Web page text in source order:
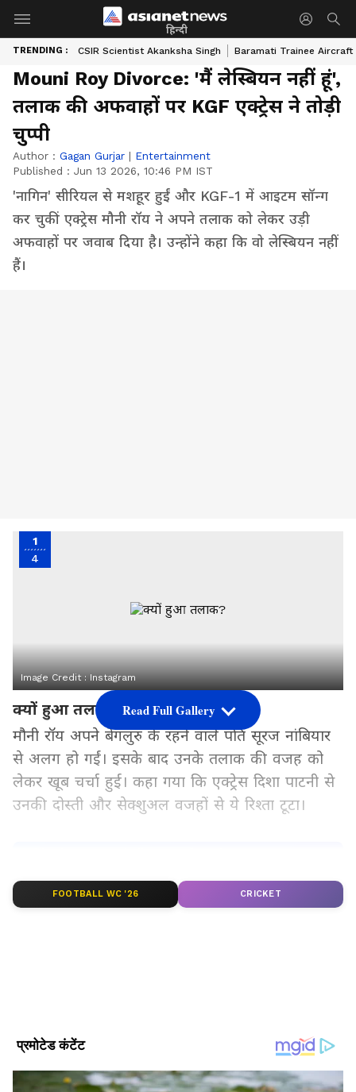
हिन्दी
TRENDING : CSIR Scientist Akanksha Singh Baramati Trainee Aircraft
Mouni Roy Divorce: 'मैं लेस्बियन नहीं हूं',
तलाक की अफवाहों पर KGF एक्ट्रेस ने तोड़ी
चुप्पी
Author : Gagan Gurjar | Entertainment
Published : Jun 13 2026, 10:46 PM IST
'नागिन' सीरियल से मशहूर हुईं और KGF-1 में आइटम सॉन्ग
कर चुकीं एक्ट्रेस मौनी रॉय ने अपने तलाक को लेकर उड़ी
अफवाहों पर जवाब दिया है। उन्होंने कहा कि वो लेस्बियन नहीं
हैं।
1
4
Image Credit :Instagram
क्यों हुआ तलाक?
मौनी रॉय अपने बेंगलुरु के रहने वाले पति सूरज नांबियार
से अलग हो गईं। इसके बाद उनके तलाक की वजह को
लेकर खूब चर्चा हुई। कहा गया कि एक्ट्रेस दिशा पाटनी से
उनकी दोस्ती और सेक्शुअल वजहों से ये रिश्ता टूटा।
2
Image Credit :
इंटरव्यू में किया खुलासा
Read Full Gallery
FOOTBALL WC '26 CRICKET